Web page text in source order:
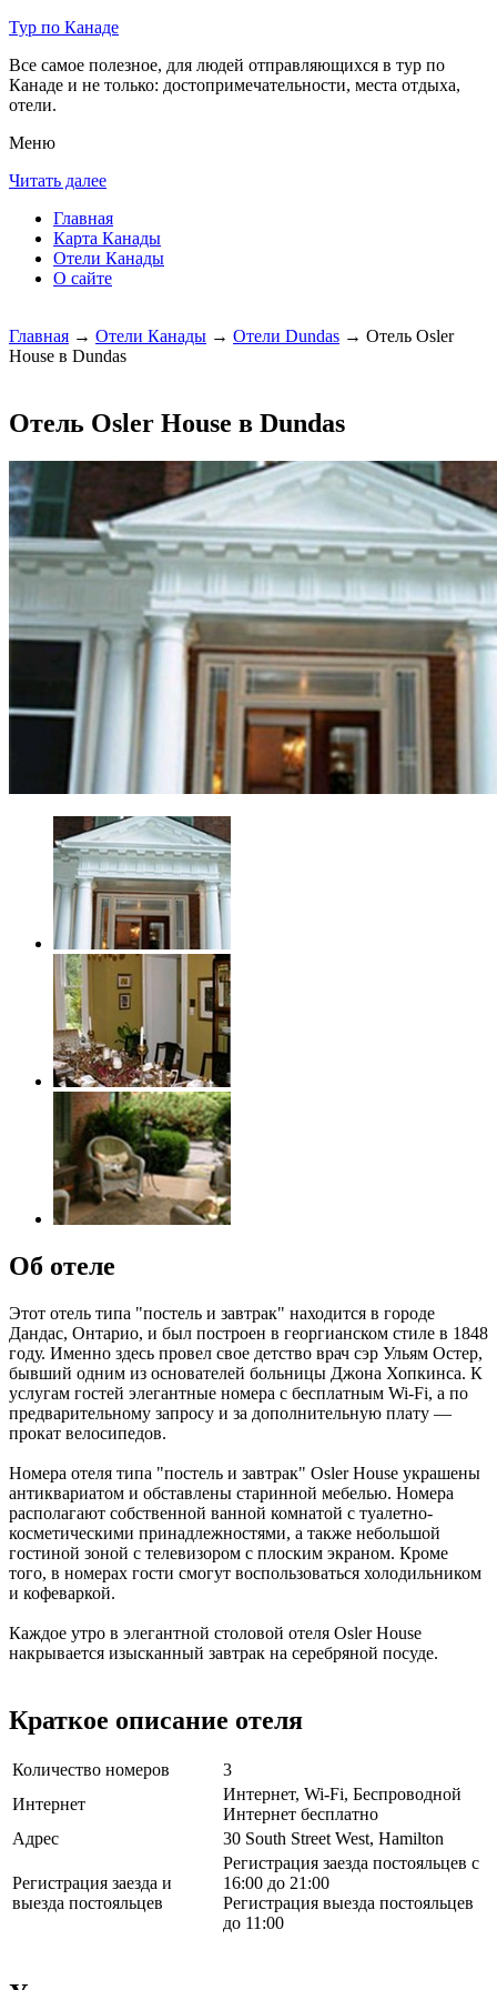
Тур по Канаде
Все самое полезное, для людей отправляющихся в тур по
Канаде и не только: достопримечательности, места отдыха,
отели.
Меню
Читать далее
Главная
Карта Канады
Отели Канады
О сайте
Главная → Отели Канады → Отели Dundas → Отель Osler
House в Dundas
Отель Osler House в Dundas
Об отеле
Этот отель типа "постель и завтрак" находится в городе
Дандас, Онтарио, и был построен в георгианском стиле в 1848
году. Именно здесь провел свое детство врач сэр Ульям Остер,
бывший одним из основателей больницы Джона Хопкинса. К
услугам гостей элегантные номера с бесплатным Wi-Fi, а по
предварительному запросу и за дополнительную плату —
прокат велосипедов.
Номера отеля типа "постель и завтрак" Osler House украшены
антиквариатом и обставлены старинной мебелью. Номера
располагают собственной ванной комнатой с туалетно-
косметическими принадлежностями, а также небольшой
гостиной зоной с телевизором с плоским экраном. Кроме
того, в номерах гости смогут воспользоваться холодильником
и кофеваркой.
Каждое утро в элегантной столовой отеля Osler House
накрывается изысканный завтрак на серебряной посуде.
Краткое описание отеля
Количество номеров
3
Интернет
Интернет, Wi-Fi, Беспроводной
Интернет бесплатно
Адрес
30 South Street West, Hamilton
Регистрация заезда и
выезда постояльцев
Регистрация заезда постояльцев с
16:00 до 21:00
Регистрация выезда постояльцев
до 11:00